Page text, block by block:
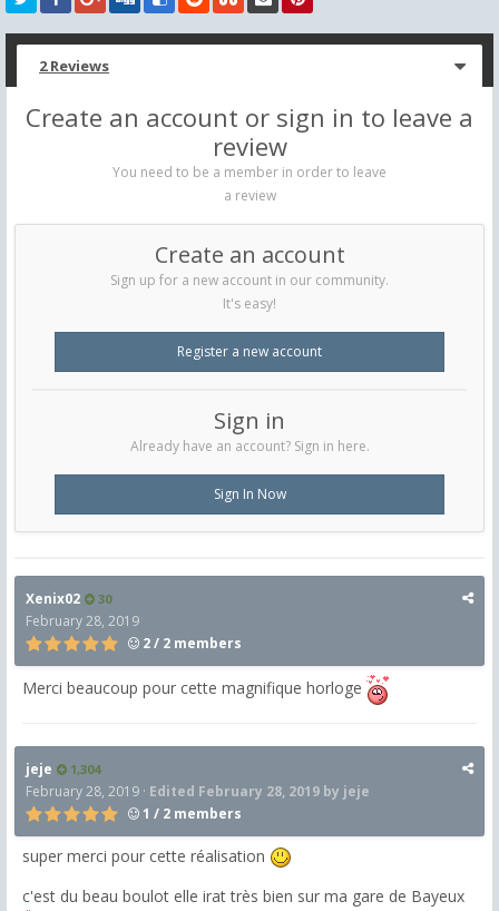
2 Reviews
Create an account or sign in to leave a
review
You need to be a member in order to leave
a review
Create an account
Sign up for a new account in our community.
It's easy!
Register a new account
Sign in
Already have an account? Sign in here.
Sign In Now
Xenix02 30
February 28, 2019
2 / 2 members
Merci beaucoup pour cette magnifique horloge
jeje 1,304
February 28, 2019 · Edited February 28, 2019 by jeje
1 / 2 members
super merci pour cette réalisation
c'est du beau boulot elle irat très bien sur ma gare de Bayeux